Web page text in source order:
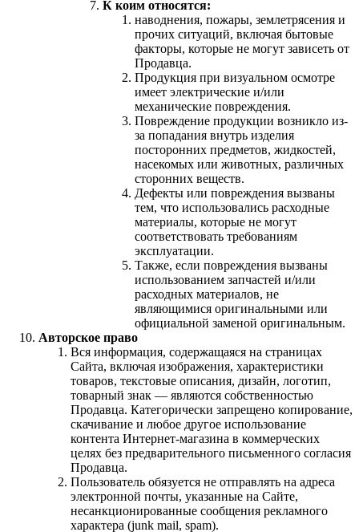
К коим относятся:
наводнения, пожары, землетрясения и
прочих ситуаций, включая бытовые
факторы, которые не могут зависеть от
Продавца.
Продукция при визуальном осмотре
имеет электрические и/или
механические повреждения.
Повреждение продукции возникло из-
за попадания внутрь изделия
посторонних предметов, жидкостей,
насекомых или животных, различных
сторонних веществ.
Дефекты или повреждения вызваны
тем, что использовались расходные
материалы, которые не могут
соответствовать требованиям
эксплуатации.
Также, если повреждения вызваны
использованием запчастей и/или
расходных материалов, не
являющимися оригинальными или
официальной заменой оригинальным.
Авторское право
Вся информация, содержащаяся на страницах
Сайта, включая изображения, характеристики
товаров, текстовые описания, дизайн, логотип,
товарный знак — являются собственностью
Продавца. Категорически запрещено копирование,
скачивание и любое другое использование
контента Интернет-магазина в коммерческих
целях без предварительного письменного согласия
Продавца.
Пользователь обязуется не отправлять на адреса
электронной почты, указанные на Сайте,
несанкционированные сообщения рекламного
характера (junk mail, spam).